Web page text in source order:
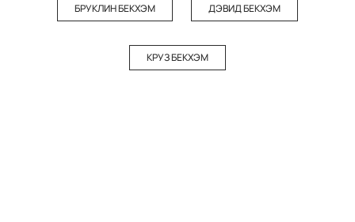
БРУКЛИН БЕКХЭМ ДЭВИД БЕКХЭМ
КРУЗ БЕКХЭМ